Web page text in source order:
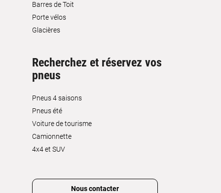
Barres de Toit
Porte vélos
Glacières
Recherchez et réservez vos
pneus
Pneus 4 saisons
Pneus été
Voiture de tourisme
Camionnette
4x4 et SUV
Nous contacter